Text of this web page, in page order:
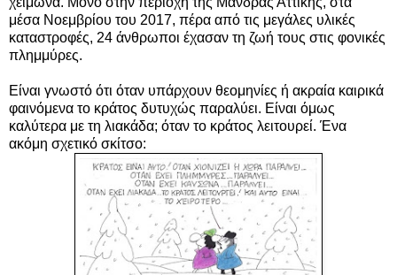
μέσα Νοεμβρίου του 2017, πέρα από τις μεγάλες υλικές
καταστροφές, 24 άνθρωποι έχασαν τη ζωή τους στις φονικές
πλημμύρες.
Είναι γνωστό ότι όταν υπάρχουν θεομηνίες ή ακραία καιρικά
φαινόμενα το κράτος δυτυχώς παραλύει. Είναι όμως
καλύτερα με τη λιακάδα; όταν το κράτος λειτουρεί. Ένα
ακόμη σχετικό σκίτσο: